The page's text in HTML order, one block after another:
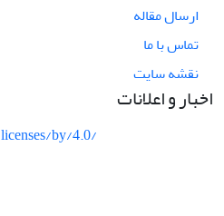
ارسال مقاله
تماس با ما
نقشه سایت
اخبار و اعلانات
by/4.0/